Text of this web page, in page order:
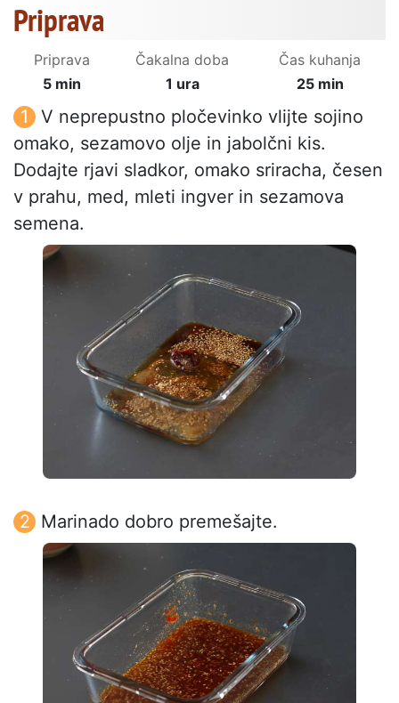
Priprava
Priprava
5 min
Čakalna doba
1 ura
Čas kuhanja
25 min
V neprepustno pločevinko vlijte sojino
omako, sezamovo olje in jabolčni kis.
Dodajte rjavi sladkor, omako sriracha, česen
v prahu, med, mleti ingver in sezamova
semena.
Marinado dobro premešajte.